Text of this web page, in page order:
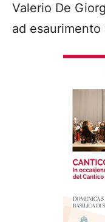
Valerio De
ad